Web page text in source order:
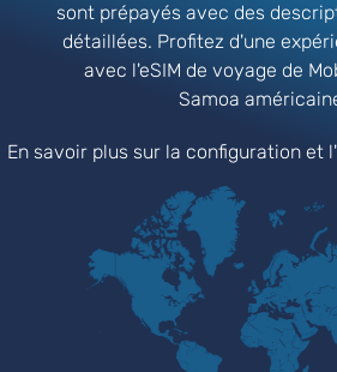
sont prépayés avec des
détaillées. Profitez d'une
avec l'eSIM de voyage de
Samoa
En savoir plus sur la configuration et